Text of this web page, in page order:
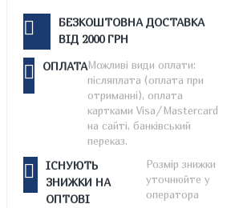
БЕЗКОШТОВНА ДОСТАВКА
ВІД 2000 ГРН
ОПЛАТАМожливі види оплати:
післяплата (оплата при
отриманні), оплата
картками Visa/Mastercard
на сайті, банківський
переказ.
ІСНУЮТЬ
ЗНИЖКИ НА
ОПТОВІ
Розмір знижки
уточнюйте у
оператора